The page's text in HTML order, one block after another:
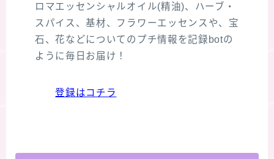
ロマエッセンシャルオイル(精油)、ハーブ・
スパイス、基材、フラワーエッセンスや、宝
石、花などについてのプチ情報を記録botの
ように毎日お届け！
登録はコチラ